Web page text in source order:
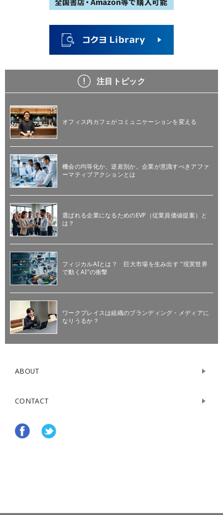
注目トピック
オフィス内カフェがコミュニケーションを変える
機会の均等化か、逆差別か。企業が意識すべきアファ
ーマティブアクションとは
選ばれる企業になるためのEVP（従業員価値提案）と
は？
フィジカルAIとは？ 巨大市場を生み出す "現実世界
で動くAI"の衝撃
ワークプレイスは組織のブランディング・メディアに
なりうるか？
ABOUT
CONTACT